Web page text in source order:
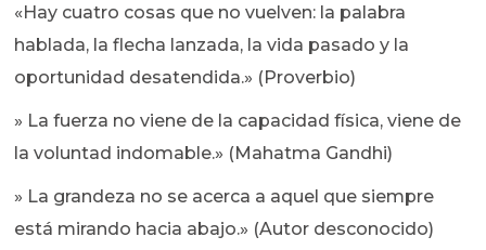
«Hay cuatro cosas que no vuelven: la palabra
hablada, la flecha lanzada, la vida pasado y la
oportunidad desatendida.» (Proverbio)
» La fuerza no viene de la capacidad física, viene de
la voluntad indomable.» (Mahatma Gandhi)
» La grandeza no se acerca a aquel que siempre
está mirando hacia abajo.» (Autor desconocido)